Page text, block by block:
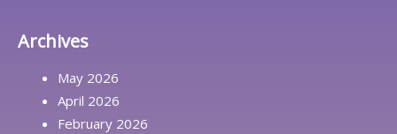
Archives
May 2026
April 2026
February 2026